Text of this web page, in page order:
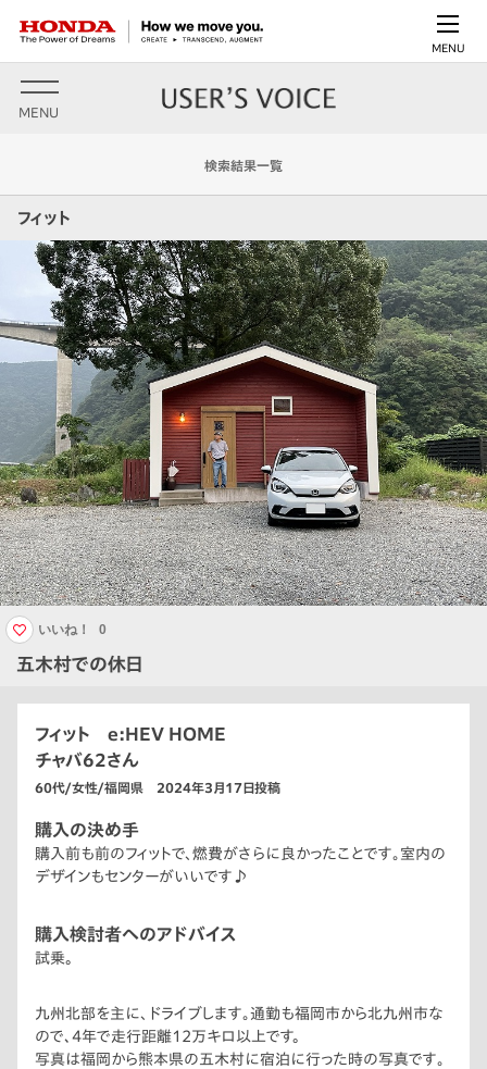
MENU
MENU
検索結果一覧
フィット
五木村での休日
いいね！ 0
フィット e:HEV HOME
チャバ62さん
60代/女性/福岡県 2024年3月17日投稿
購入の決め手
購入前も前のフィットで、燃費がさらに良かったことです｡室内の
デザインもセンターがいいです♪
購入検討者へのアドバイス
試乗。
九州北部を主に、ドライブします｡通勤も福岡市から北九州市な
ので､4年で走行距離12万キロ以上です。
写真は福岡から熊本県の五木村に宿泊に行った時の写真です｡